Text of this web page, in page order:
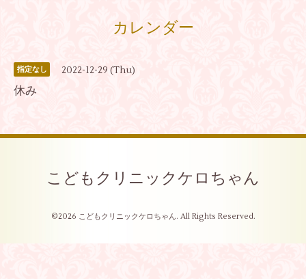
カレンダー
指定なし 2022-12-29 (Thu)
休み
こどもクリニックケロちゃん
©2026 こどもクリニックケロちゃん. All Rights Reserved.